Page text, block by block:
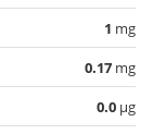
1 mg
0.17 mg
0.0 µg